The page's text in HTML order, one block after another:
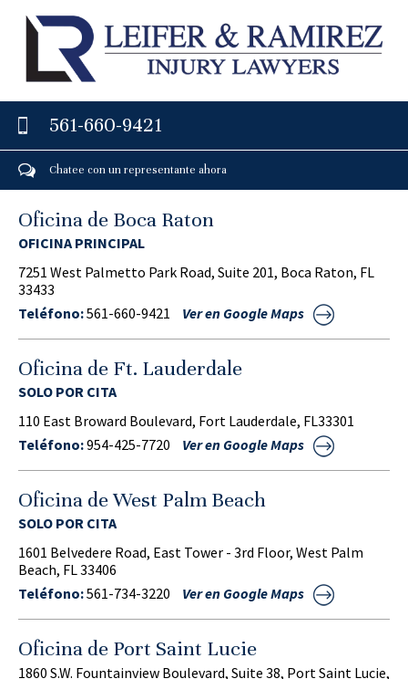
561-660-9421
Chatee con un representante ahora
Oficina de Boca Raton
OFICINA PRINCIPAL
7251 West Palmetto Park Road, Suite 201, Boca Raton, FL
33433
Teléfono:561-660-9421 Ver en Google Maps
Oficina de Ft. Lauderdale
SOLO POR CITA
110 East Broward Boulevard, Fort Lauderdale, FL33301
Teléfono:954-425-7720 Ver en Google Maps
Oficina de West Palm Beach
SOLO POR CITA
1601 Belvedere Road, East Tower - 3rd Floor, West Palm
Beach, FL 33406
Teléfono:561-734-3220 Ver en Google Maps
Oficina de Port Saint Lucie
1860 S.W. Fountainview Boulevard, Suite 38, Port Saint Lucie,